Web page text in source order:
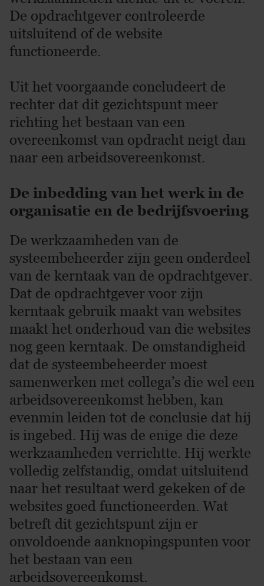
De opdrachtgever controleerde
uitsluitend of de website
functioneerde.
Uit het voorgaande concludeert de
rechter dat dit gezichtspunt meer
richting het bestaan van een
overeenkomst van opdracht neigt dan
naar een arbeidsovereenkomst.
De inbedding van het werk in de
organisatie en de bedrijfsvoering
De werkzaamheden van de
systeembeheerder zijn geen onderdeel
van de kerntaak van de opdrachtgever.
Dat de opdrachtgever voor zijn
kerntaak gebruik maakt van websites
maakt het onderhoud van die websites
nog geen kerntaak. De omstandigheid
dat de systeembeheerder moest
samenwerken met collega’s die wel een
arbeidsovereenkomst hebben, kan
evenmin leiden tot de conclusie dat hij
is ingebed. Hij was de enige die deze
werkzaamheden verrichtte. Hij werkte
volledig zelfstandig, omdat uitsluitend
naar het resultaat werd gekeken of de
websites goed functioneerden. Wat
betreft dit gezichtspunt zijn er
onvoldoende aanknopingspunten voor
het bestaan van een
arbeidsovereenkomst.